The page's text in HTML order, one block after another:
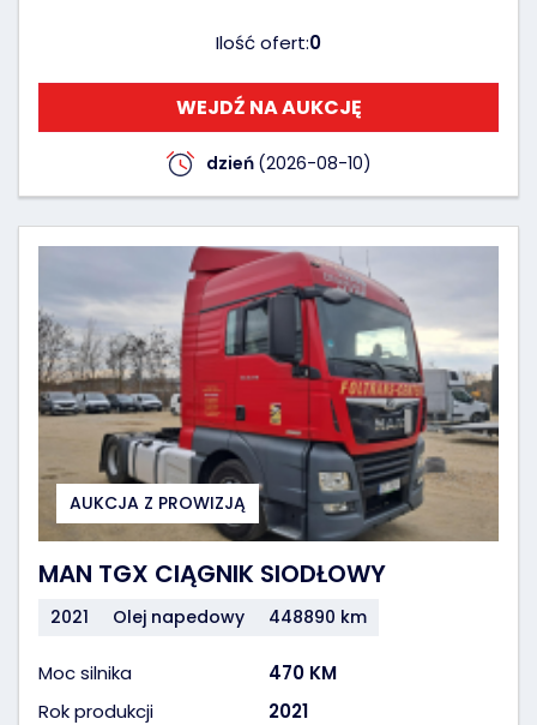
Ilość ofert:0
WEJDŹ NA AUKCJĘ
dzień (2026-08-10)
AUKCJA Z PROWIZJĄ
MAN TGX CIĄGNIK SIODŁOWY
2021 Olej napedowy 448890 km
Moc silnika
470 KM
Rok produkcji
2021